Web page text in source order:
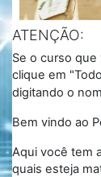
ATENÇÃO:
Se o curso que
clique em
digitando o
Bem vindo ao
Aqui você tem
quais esteja